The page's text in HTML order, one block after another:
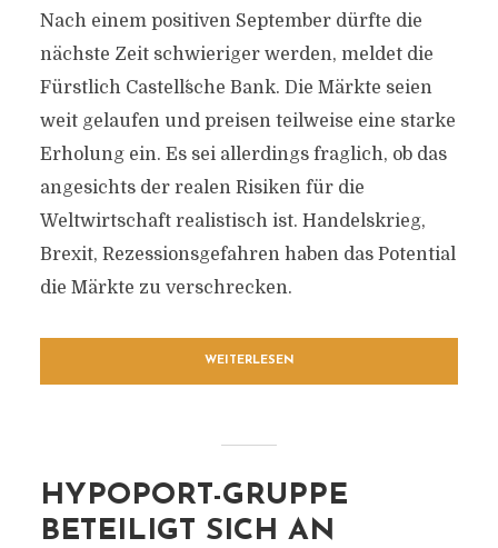
Nach einem positiven September dürfte die
nächste Zeit schwieriger werden, meldet die
Fürstlich Castell´sche Bank. Die Märkte seien
weit gelaufen und preisen teilweise eine starke
Erholung ein. Es sei allerdings fraglich, ob das
angesichts der realen Risiken für die
Weltwirtschaft realistisch ist. Handelskrieg,
Brexit, Rezessionsgefahren haben das Potential
die Märkte zu verschrecken.
WEITERLESEN
HYPOPORT-GRUPPE
BETEILIGT SICH AN